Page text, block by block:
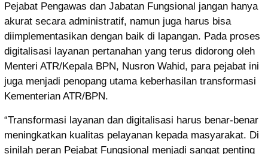
Pejabat Pengawas dan Jabatan Fungsional jangan hanya
akurat secara administratif, namun juga harus bisa
diimplementasikan dengan baik di lapangan. Pada proses
digitalisasi layanan pertanahan yang terus didorong oleh
Menteri ATR/Kepala BPN, Nusron Wahid, para pejabat ini
juga menjadi penopang utama keberhasilan transformasi
Kementerian ATR/BPN.
“Transformasi layanan dan digitalisasi harus benar-benar
meningkatkan kualitas pelayanan kepada masyarakat. Di
sinilah peran Pejabat Fungsional menjadi sangat penting